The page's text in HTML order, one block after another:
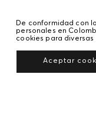
© COPYRIGHT 2020 STF
De conformidad con
personales en
cookies para diversas
Aceptar